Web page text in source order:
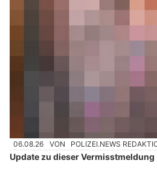
06.08.26 VON POLIZEI.NEWS
Update zu dieser